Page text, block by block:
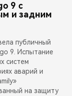
9 с
и задним
публичный
9. Испытание
систем
аварий и
на защиту